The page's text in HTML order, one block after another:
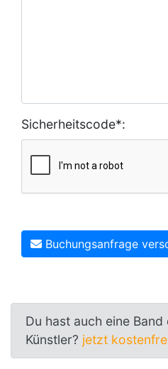
Sicherheitscode*:
Buchungsanfrage
Du hast auch eine
Künstler? jetzt